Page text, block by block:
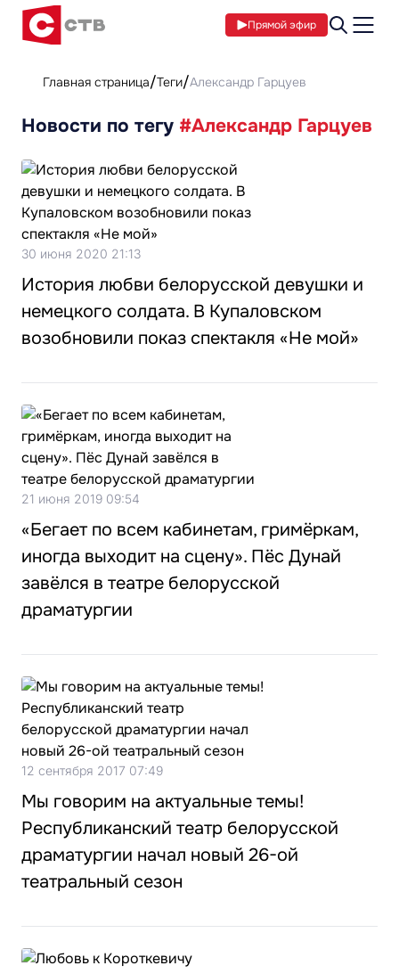
Прямой эфир
Главная страница Теги Александр Гарцуев
Новости по тегу #Александр Гарцуев
30 июня 2020 21:13
История любви белорусской девушки и
немецкого солдата. В Купаловском
возобновили показ спектакля «Не мой»
21 июня 2019 09:54
«Бегает по всем кабинетам, гримёркам,
иногда выходит на сцену». Пёс Дунай
завёлся в театре белорусской
драматургии
12 сентября 2017 07:49
Мы говорим на актуальные темы!
Республиканский театр белорусской
драматургии начал новый 26-ой
театральный сезон